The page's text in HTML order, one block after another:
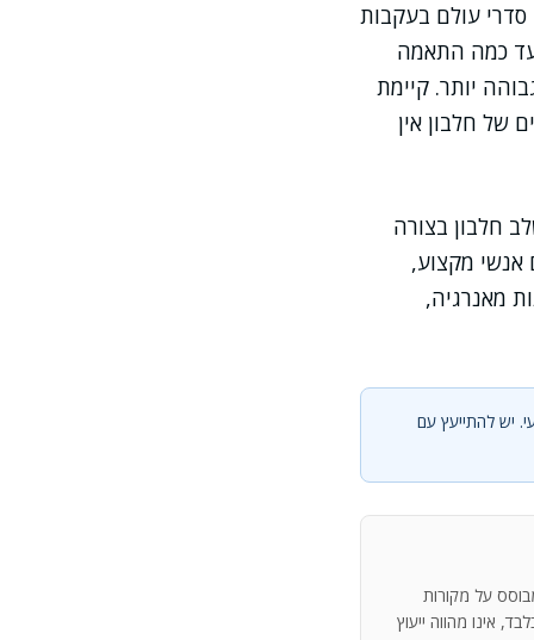
עולם בעקבות
עד כמה התאמה
יותר. קיימת
של חלבון אין
חלבון בצורה
אנשי מקצוע,
מאנרגיה,
יש להתייעץ עם
על מקורות
אינו מהווה ייעוץ